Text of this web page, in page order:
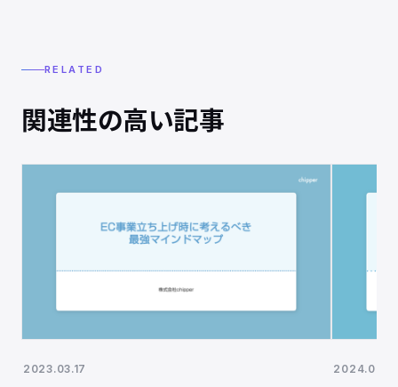
RELATED
関連性の高い記事
2023.03.17 2024.01.23